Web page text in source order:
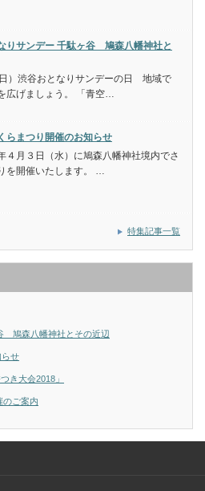
りサンデー 千駄ヶ谷 鳩森八幡神社と
）渋谷おとなりサンデーの日 地域で
広げましょう。 「青空…
らまつり開催のお知らせ
４月３日（水）に鳩森八幡神社境内でさ
を開催いたします。 …
特集記事一覧
鳩森八幡神社とその近辺
らせ
き大会2018」
のご案内